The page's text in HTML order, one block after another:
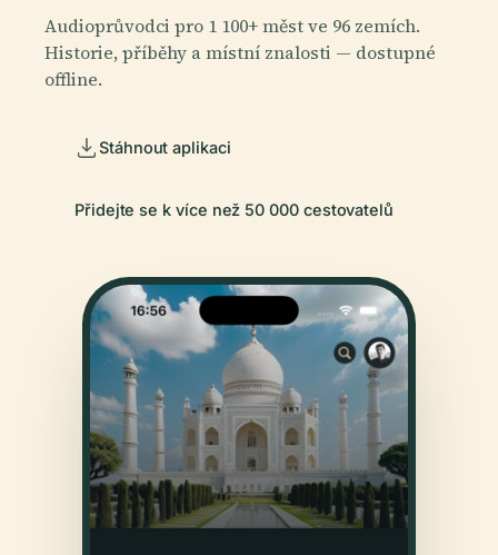
Audioprůvodci pro 1 100+ měst ve 96 zemích.
Historie, příběhy a místní znalosti — dostupné
offline.
Stáhnout aplikaci
Přidejte se k více než 50 000 cestovatelů